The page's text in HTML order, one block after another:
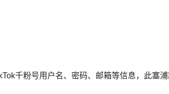
千粉号用户名、密码、邮箱等信息，此塞